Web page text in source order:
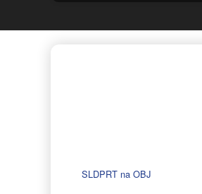
SLDPRT na OBJ